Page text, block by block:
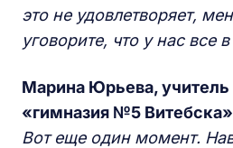
это не удовлетворяет,
уговорите, что у нас все
Марина Юрьева, учитель
«гимназия №5
Вот еще один момент.